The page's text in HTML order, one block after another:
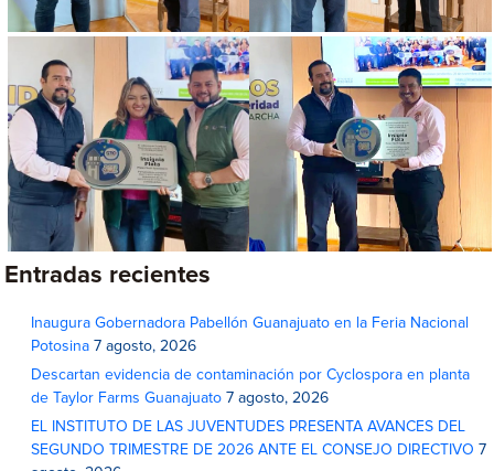
Entradas recientes
Inaugura Gobernadora Pabellón Guanajuato en la Feria Nacional
Potosina 7 agosto, 2026
Descartan evidencia de contaminación por Cyclospora en planta
de Taylor Farms Guanajuato 7 agosto, 2026
EL INSTITUTO DE LAS JUVENTUDES PRESENTA AVANCES DEL
SEGUNDO TRIMESTRE DE 2026 ANTE EL CONSEJO DIRECTIVO 7